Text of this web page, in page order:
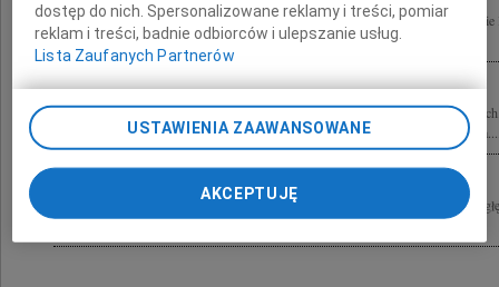
Wstrząśnięci tragiczną śmiercią Stefana - Funia składamy wyrazy współczucia
Andrzej Bulanda i Włodzimierz Mucha wraz z zespołem
Z głębokim smutkiem przyjęliśmy wiadomość o tragicznej śmierci prof. dr. hab.
projektu Hotelu Courtyard by Marriott w Warszawie przy Lotnisku im. F.
Z żalem przyjęliśmy informację o śmierci Stefana Kuryłowicza Składamy wyrazy
Kuryłowicz Grzegorz Piątek i Jarosław Trybuś, Wanda i Tadeusz Piątkowie
dostęp do nich. Spersonalizowane reklamy i treści, pomiar
reklam i treści, badnie odbiorców i ulepszanie usług.
Lista Zaufanych Partnerów
USTAWIENIA ZAAWANSOWANE
AKCEPTUJĘ